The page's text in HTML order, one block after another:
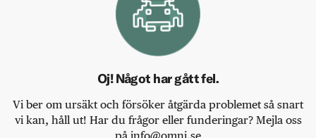
Oj! Något har gått fel.
Vi ber om ursäkt och försöker åtgärda problemet så snart
vi kan, håll ut! Har du frågor eller funderingar? Mejla oss